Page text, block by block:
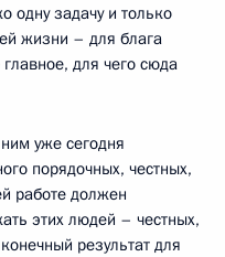
одну задачу и только
жизни – для блага
для чего сюда
уже сегодня
порядочных, честных,
работе должен
этих людей – честных,
результат для